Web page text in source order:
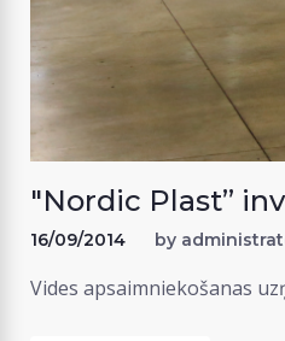
"Nordic Plast”
16/09/2014 by
Vides apsaimniekošanas